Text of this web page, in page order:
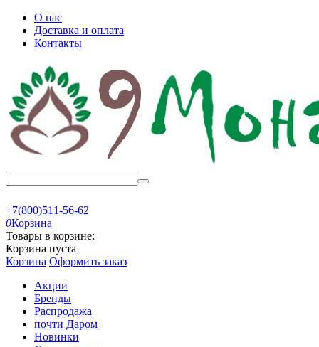
О нас
Доставка и оплата
Контакты
+7(800)511-56-62
0Корзина
Товары в корзине:
Корзина пуста
Корзина Оформить заказ
Акции
Бренды
Распродажа
почти Даром
Новинки